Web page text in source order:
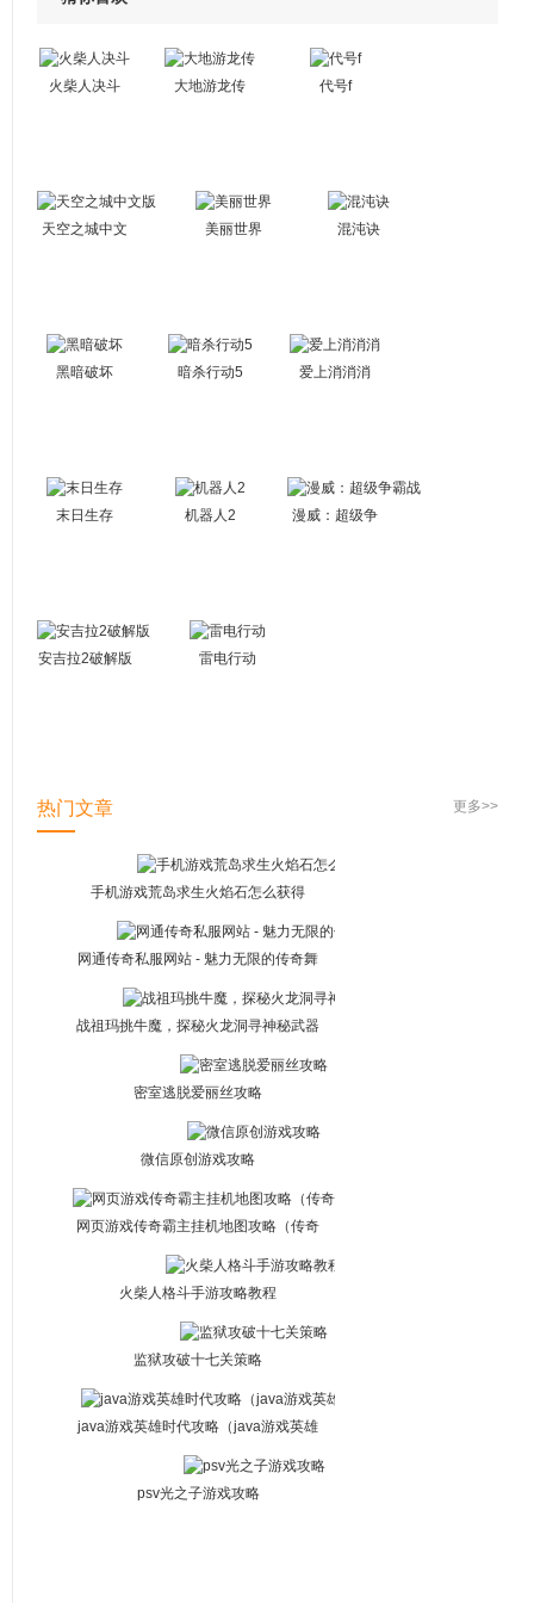
火柴人决斗 大地游龙传 代号f
天空之城中文
美丽世界 混沌诀
黑暗破坏 暗杀行动5 爱上消消消
末日生存 机器人2
漫威：超级争
安吉拉2破解版 雷电行动
更多>>
热门文章
手机游戏荒岛求生火焰石怎么获得
网通传奇私服网站 - 魅力无限的传奇舞
战祖玛挑牛魔，探秘火龙洞寻神秘武器
密室逃脱爱丽丝攻略
微信原创游戏攻略
网页游戏传奇霸主挂机地图攻略（传奇
火柴人格斗手游攻略教程
监狱攻破十七关策略
java游戏英雄时代攻略（java游戏英雄
psv光之子游戏攻略